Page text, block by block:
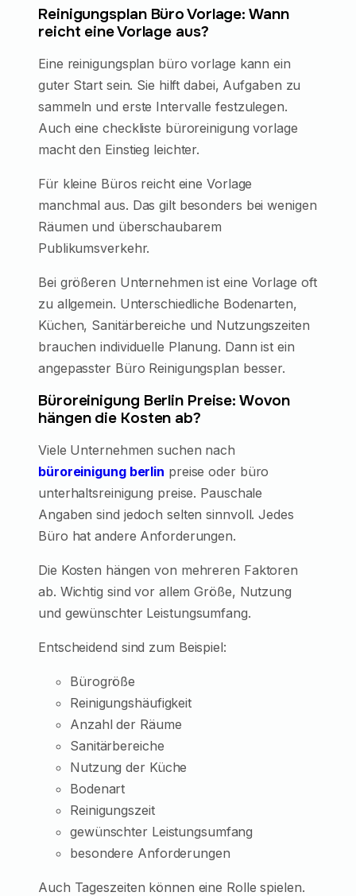
Reinigungsplan Büro Vorlage: Wann
reicht eine Vorlage aus?
Eine reinigungsplan büro vorlage kann ein
guter Start sein. Sie hilft dabei, Aufgaben zu
sammeln und erste Intervalle festzulegen.
Auch eine checkliste büroreinigung vorlage
macht den Einstieg leichter.
Für kleine Büros reicht eine Vorlage
manchmal aus. Das gilt besonders bei wenigen
Räumen und überschaubarem
Publikumsverkehr.
Bei größeren Unternehmen ist eine Vorlage oft
zu allgemein. Unterschiedliche Bodenarten,
Küchen, Sanitärbereiche und Nutzungszeiten
brauchen individuelle Planung. Dann ist ein
angepasster Büro Reinigungsplan besser.
Büroreinigung Berlin Preise: Wovon
hängen die Kosten ab?
Viele Unternehmen suchen nach
büroreinigung berlin preise oder büro
unterhaltsreinigung preise. Pauschale
Angaben sind jedoch selten sinnvoll. Jedes
Büro hat andere Anforderungen.
Die Kosten hängen von mehreren Faktoren
ab. Wichtig sind vor allem Größe, Nutzung
und gewünschter Leistungsumfang.
Entscheidend sind zum Beispiel:
Bürogröße
Reinigungshäufigkeit
Anzahl der Räume
Sanitärbereiche
Nutzung der Küche
Bodenart
Reinigungszeit
gewünschter Leistungsumfang
besondere Anforderungen
Auch Tageszeiten können eine Rolle spielen.